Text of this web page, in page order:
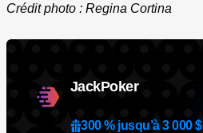
Crédit photo : Regina Cortina
JackPoker
300 % jusqu’à 3 000 $